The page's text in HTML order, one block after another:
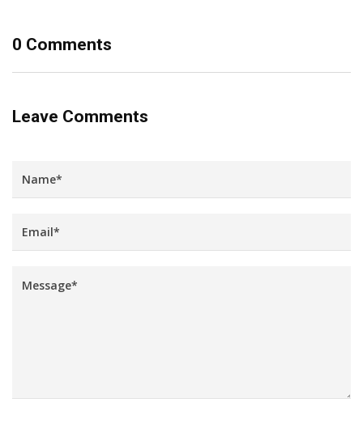
0 Comments
Leave Comments